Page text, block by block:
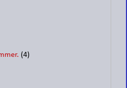
(4)